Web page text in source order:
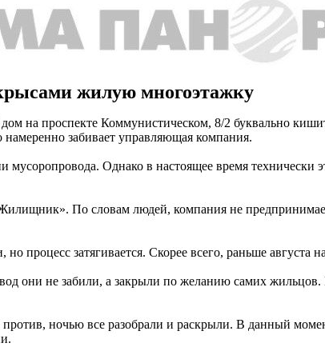
жилую многоэтажку
на проспекте Коммунистическом, 8/2 буквально
забивает управляющая компания.
Однако в настоящее время технически
По словам людей, компания не
затягивается. Скорее всего, раньше августа
они не забили, а закрыли по желанию самих
ночью все разобрали и раскрыли. В данный